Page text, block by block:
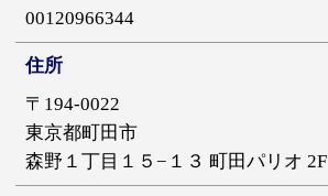
00120966344
住所
〒194-0022
東京都町田市
森野１丁目１５−１３ 町田パリオ 2F